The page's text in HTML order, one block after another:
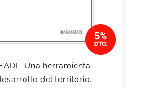
. Una herramienta
del territorio.